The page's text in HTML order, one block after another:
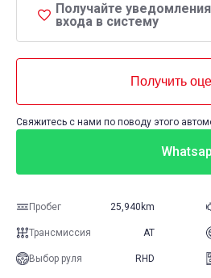
Получайте
входа в систему
Получить
Свяжитесь с нами по поводу этого
Пробег 25,940km
Трансмиссия AT
Выбор руля RHD